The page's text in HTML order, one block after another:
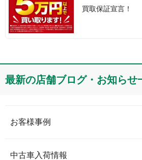
買取保証宣言！
最新の店舗ブログ・お知らせ
お客様事例
中古車入荷情報